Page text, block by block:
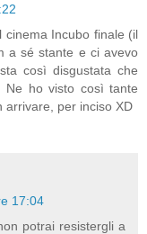
cinema Incubo finale (il
a sé stante e ci avevo
così disgustata che
Ne ho visto così tante
arrivare, per inciso XD
17:04
potrai resistergli a